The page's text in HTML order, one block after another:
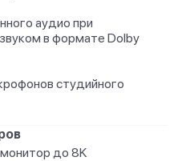
аудио при
в формате Dolby
студийного
до 8K